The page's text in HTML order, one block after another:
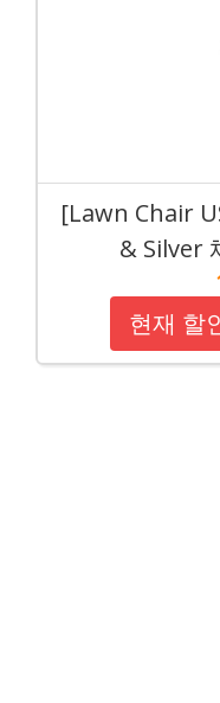
[Lawn Chair
& Silver
현재 할